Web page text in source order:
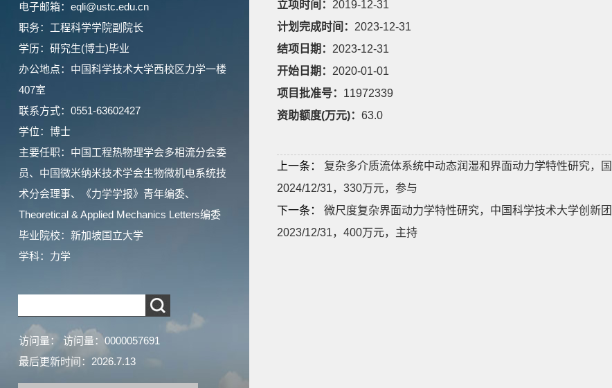
电子邮箱： eqli@ustc.edu.cn
职务：工程科学学院副院长
学历：研究生(博士)毕业
办公地点：中国科学技术大学西校区力学一楼
407室
联系方式：0551-63602427
学位：博士
主要任职：中国工程热物理学会多相流分会委
员、中国微米纳米技术学会生物微机电系统技
术分会理事、《力学学报》青年编委、
Theoretical & Applied Mechanics Letters编委
毕业院校：新加坡国立大学
学科：力学
访问量： 访问量：0000057691
最后更新时间： 2026.7.13
立项时间： 2019-12-31
计划完成时间： 2023-12-31
结项日期： 2023-12-31
开始日期： 2020-01-01
项目批准号： 11972339
资助额度(万元)： 63.0
上一条：
复杂多介质流体系统中动态润湿和界面动力学特性研究，
2024/12/31，330万元，参与
下一条：
微尺度复杂界面动力学特性研究，中国科学技术大学创新
2023/12/31，400万元，主持